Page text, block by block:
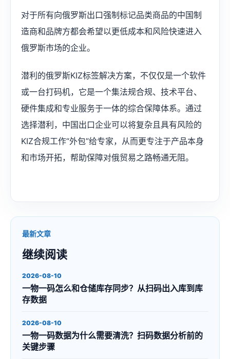
对于所有向俄罗斯出口强制标记品类商品的中国制
造商和品牌方都会希望以更低成本和风险快速进入
俄罗斯市场的企业。
潜利的俄罗斯KIZ标签解决方案，不仅仅是一个软件
或一台打码机，它是一个集法规合规、技术平台、
硬件集成和专业服务于一体的综合保障体系。通过
选择潜利，中国出口企业可以将复杂且具有风险的
KIZ合规工作“外包”给专家，从而更专注于产品本身
和市场开拓，帮助保障对俄贸易之路畅通无阻。
最新文章
继续阅读
2026-08-10
一物一码怎么和仓储库存同步？从扫码出入库到库
存数据
2026-08-10
一物一码数据为什么需要清洗？扫码数据分析前的
关键步骤